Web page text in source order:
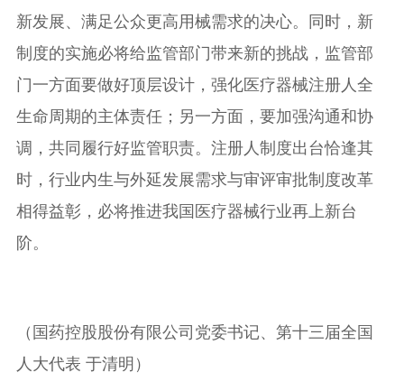
新发展、满足公众更高用械需求的决心。同时，新
制度的实施必将给监管部门带来新的挑战，监管部
门一方面要做好顶层设计，强化医疗器械注册人全
生命周期的主体责任；另一方面，要加强沟通和协
调，共同履行好监管职责。注册人制度出台恰逢其
时，行业内生与外延发展需求与审评审批制度改革
相得益彰，必将推进我国医疗器械行业再上新台
阶。
（国药控股股份有限公司党委书记、第十三届全国
人大代表 于清明）